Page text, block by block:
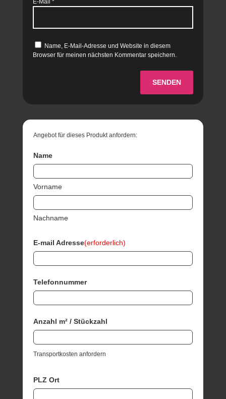
E-Mail *
Name, E-Mail-Adresse und Website in diesem
Browser für meinen nächsten Kommentar speichern.
SENDEN
Angebot für dieses Produkt anfordern:
Name
Vorname
Nachname
E-mail Adresse(erforderlich)
Telefonnummer
Anzahl m² / Stückzahl
Transportkosten anfordern
PLZ Ort